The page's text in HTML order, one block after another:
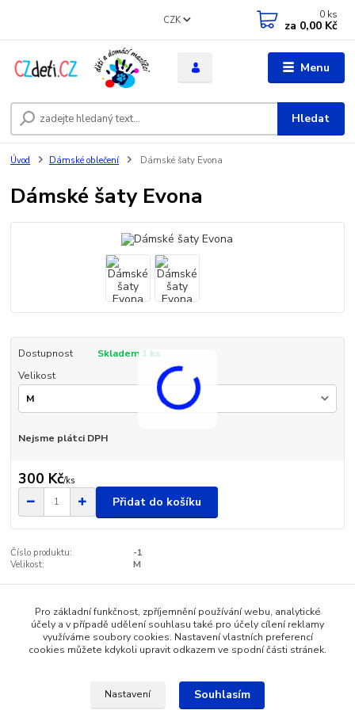
Menu
CZK
Hledat
0 ks
za 0,00 Kč
Úvod Dámské oblečení Dámské šaty Evona
Dámské šaty Evona
Dostupnost
Skladem 1 ks
Velikost
Nejsme plátci DPH
300 Kč/ks
Přidat do košíku
Číslo produktu:
-1
Velikost:
M
Zboží zařazeno v kategoriích
Dámské oblečení
Pro základní funkčnost, zpříjemnění používání webu, analytické
účely a v případě udělení souhlasu také pro účely cílení reklamy
využíváme soubory cookies. Nastavení vlastních preferencí
cookies můžete kdykoli upravit odkazem ve spodní části stránek.
Nastavení Souhlasím